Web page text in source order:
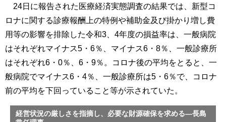
24日に報告された医療経済実態調査の結果では、新型コ
ロナに関する診療報酬上の特例や補助金及び掛かり増し費
用等の影響を排除した令和3、4年度の損益率は、一般病院
はそれぞれマイナス5・6％、マイナス6・8％、一般診療所
はそれぞれ6・0％、6・9％。コロナ後の平均をとると、一
般病院でマイナス6・4％、一般診療所は5・6％で、コロナ
前の平均を下回っていること等が示されていた。
経営状況の厳しさを指摘し、必要な財源確保を求める―長島